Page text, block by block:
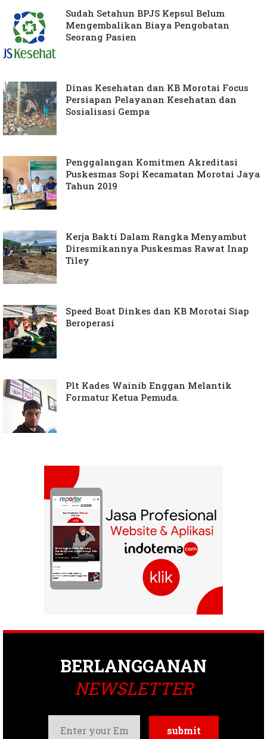
Sudah Setahun BPJS Kepsul Belum
Mengembalikan Biaya Pengobatan
Seorang Pasien
Dinas Kesehatan dan KB Morotai Focus
Persiapan Pelayanan Kesehatan dan
Sosialisasi Gempa
Penggalangan Komitmen Akreditasi
Puskesmas Sopi Kecamatan Morotai Jaya
Tahun 2019
Kerja Bakti Dalam Rangka Menyambut
Diresmikannya Puskesmas Rawat Inap
Tiley
Speed Boat Dinkes dan KB Morotai Siap
Beroperasi
Plt Kades Wainib Enggan Melantik
Formatur Ketua Pemuda.
BERLANGGANAN
NEWSLETTER